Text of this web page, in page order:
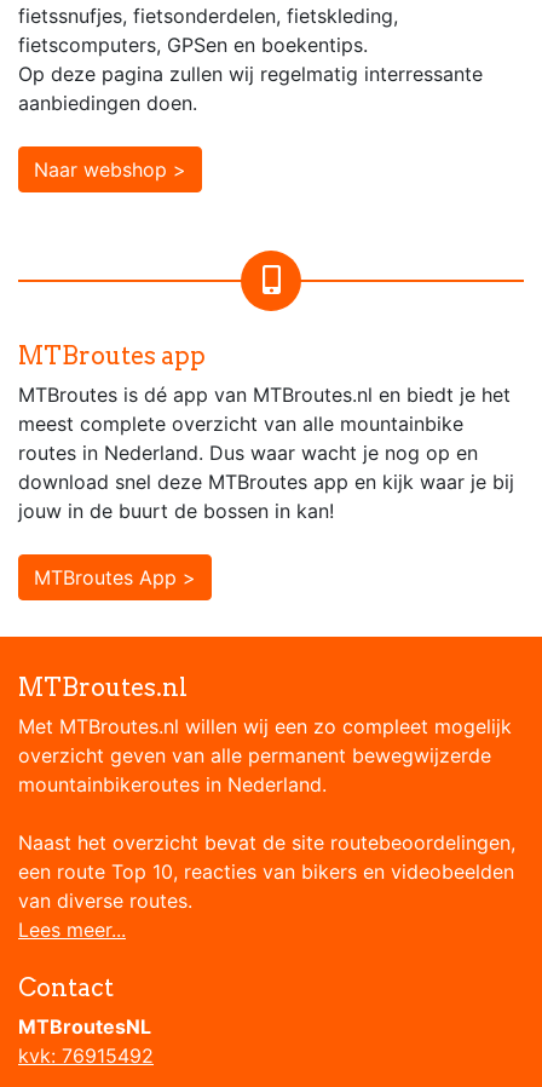
fietssnufjes, fietsonderdelen, fietskleding,
fietscomputers, GPSen en boekentips.
Op deze pagina zullen wij regelmatig interressante
aanbiedingen doen.
Naar webshop >
MTBroutes app
MTBroutes is dé app van MTBroutes.nl en biedt je het
meest complete overzicht van alle mountainbike
routes in Nederland. Dus waar wacht je nog op en
download snel deze MTBroutes app en kijk waar je bij
jouw in de buurt de bossen in kan!
MTBroutes App >
MTBroutes.nl
Met MTBroutes.nl willen wij een zo compleet mogelijk
overzicht geven van alle permanent bewegwijzerde
mountainbikeroutes in Nederland.
Naast het overzicht bevat de site routebeoordelingen,
een route Top 10, reacties van bikers en videobeelden
van diverse routes.
Lees meer...
Contact
MTBroutesNL
kvk: 76915492